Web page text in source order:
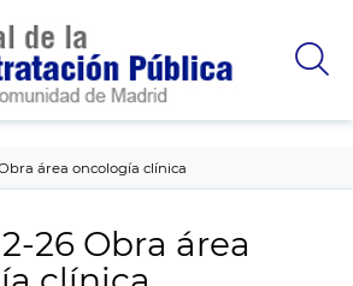
área oncología clínica
26 Obra área